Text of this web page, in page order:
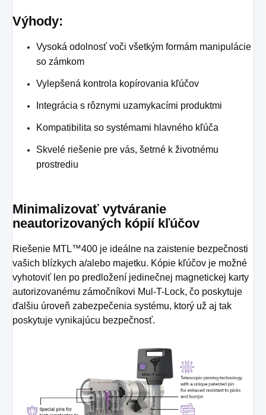
Výhody:
Vysoká odolnosť voči všetkým formám manipulácie
so zámkom
Vylepšená kontrola kopírovania kľúčov
Integrácia s rôznymi uzamykacími produktmi
Kompatibilita so systémami hlavného kľúča
Skvelé riešenie pre vás, šetrné k životnému
prostrediu
Minimalizovať vytváranie
neautorizovaných kópií kľúčov
Riešenie MTL™400 je ideálne na zaistenie bezpečnosti
vašich blízkych a/alebo majetku. Kópie kľúčov je možné
vyhotoviť len po predložení jedinečnej magnetickej karty
autorizovanému zámočníkovi Mul-T-Lock, čo poskytuje
ďalšiu úroveň zabezpečenia systému, ktorý už aj tak
poskytuje vynikajúcu bezpečnosť.